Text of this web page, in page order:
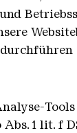
1 lit. f